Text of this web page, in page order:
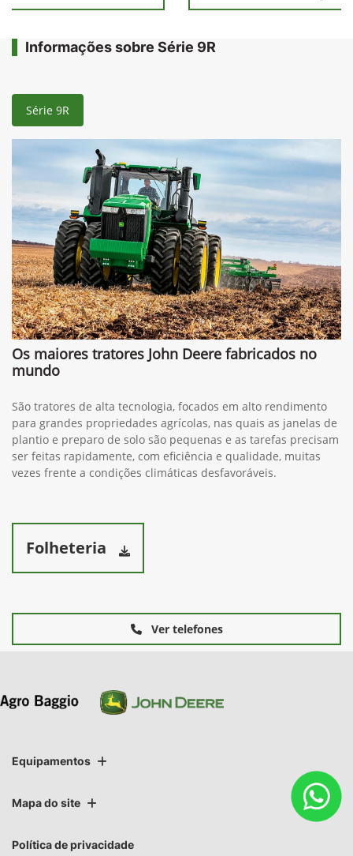
Informações sobre Série 9R
Série 9R
Os maiores tratores John Deere fabricados no
mundo
São tratores de alta tecnologia, focados em alto rendimento
para grandes propriedades agrícolas, nas quais as janelas de
plantio e preparo de solo são pequenas e as tarefas precisam
ser feitas rapidamente, com eficiência e qualidade, muitas
vezes frente a condições climáticas desfavoráveis.
Folheteria
Ver telefones
Equipamentos
Mapa do site
Política de privacidade